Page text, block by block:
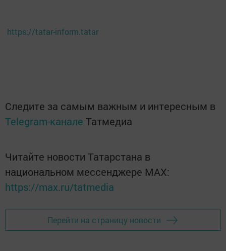
https://tatar-inform.tatar
Следите за самым важным и интересным в
Telegram-канале Татмедиа
Читайте новости Татарстана в
национальном мессенджере MАХ:
https://max.ru/tatmedia
Перейти на страницу новости